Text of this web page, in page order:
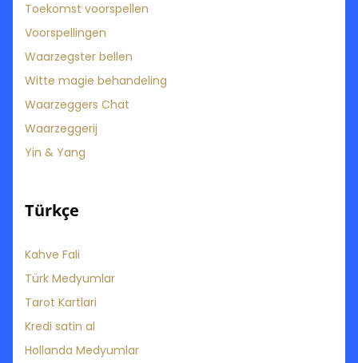
Toekomst voorspellen
Voorspellingen
Waarzegster bellen
Witte magie behandeling
Waarzeggers Chat
Waarzeggerij
Yin & Yang
Türkçe
Kahve Fali
Türk Medyumlar
Tarot Kartlari
Kredi satin al
Hollanda Medyumlar